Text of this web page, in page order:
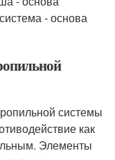
- основа
системы
как
Элементы